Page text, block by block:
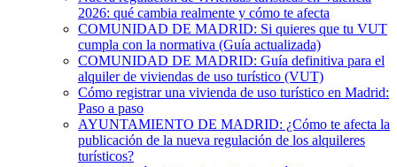
2026: qué cambia realmente y cómo te afecta
COMUNIDAD DE MADRID: Si quieres que tu VUT
cumpla con la normativa (Guía actualizada)
COMUNIDAD DE MADRID: Guía definitiva para el
alquiler de viviendas de uso turístico (VUT)
Cómo registrar una vivienda de uso turístico en Madrid:
Paso a paso
AYUNTAMIENTO DE MADRID: ¿Cómo te afecta la
publicación de la nueva regulación de los alquileres
turísticos?